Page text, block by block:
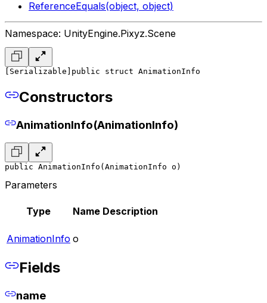
ReferenceEquals(object, object)
Namespace: UnityEngine.Pixyz.Scene
[Serializable] public struct AnimationInfo
Constructors
AnimationInfo(AnimationInfo)
public AnimationInfo(AnimationInfo o)
Parameters
Type Name Description
AnimationInfo o
Fields
name